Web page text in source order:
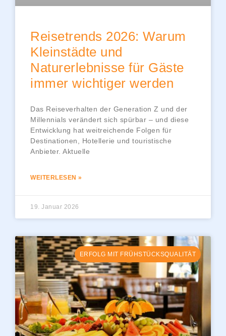
Reisetrends 2026: Warum
Kleinstädte und
Naturerlebnisse für Gäste
immer wichtiger werden
Das Reiseverhalten der Generation Z und der
Millennials verändert sich spürbar – und diese
Entwicklung hat weitreichende Folgen für
Destinationen, Hotellerie und touristische
Anbieter. Aktuelle
WEITERLESEN »
19. Januar 2026
ERFOLG MIT FRÜHSTÜCKSQUALITÄT